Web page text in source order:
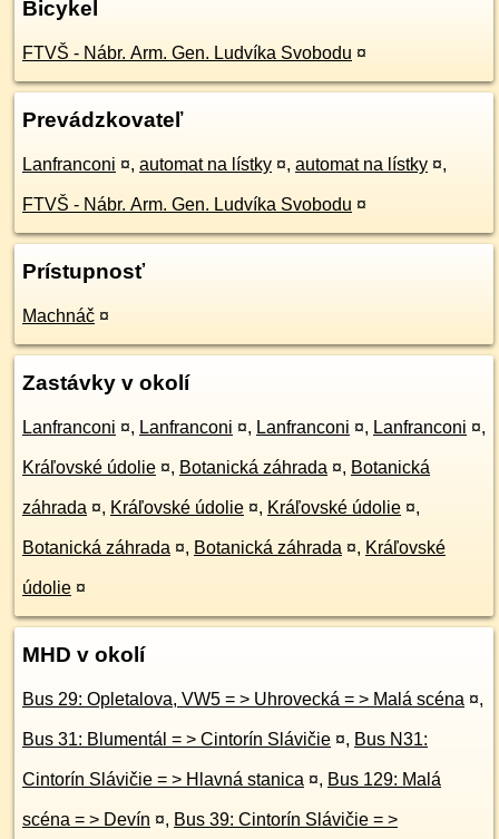
Bicykel
FTVŠ - Nábr. Arm. Gen. Ludvíka Svobodu ¤
Prevádzkovateľ
Lanfranconi ¤, automat na lístky ¤, automat na lístky ¤,
FTVŠ - Nábr. Arm. Gen. Ludvíka Svobodu ¤
Prístupnosť
Machnáč ¤
Zastávky v okolí
Lanfranconi ¤, Lanfranconi ¤, Lanfranconi ¤, Lanfranconi ¤,
Kráľovské údolie ¤, Botanická záhrada ¤, Botanická
záhrada ¤, Kráľovské údolie ¤, Kráľovské údolie ¤,
Botanická záhrada ¤, Botanická záhrada ¤, Kráľovské
údolie ¤
MHD v okolí
Bus 29: Opletalova, VW5 = > Uhrovecká = > Malá scéna ¤,
Bus 31: Blumentál = > Cintorín Slávičie ¤, Bus N31:
Cintorín Slávičie = > Hlavná stanica ¤, Bus 129: Malá
scéna = > Devín ¤, Bus 39: Cintorín Slávičie = >